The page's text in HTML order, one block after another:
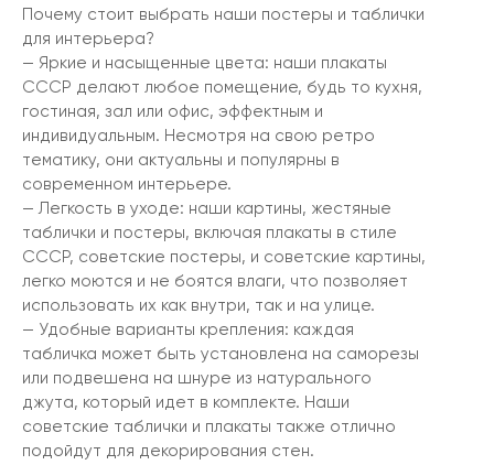
Почему стоит выбрать наши постеры и таблички
для интерьера?
— Яркие и насыщенные цвета: наши плакаты
СССР делают любое помещение, будь то кухня,
гостиная, зал или офис, эффектным и
индивидуальным. Несмотря на свою ретро
тематику, они актуальны и популярны в
современном интерьере.
— Легкость в уходе: наши картины, жестяные
таблички и постеры, включая плакаты в стиле
СССР, советские постеры, и советские картины,
легко моются и не боятся влаги, что позволяет
использовать их как внутри, так и на улице.
— Удобные варианты крепления: каждая
табличка может быть установлена на саморезы
или подвешена на шнуре из натурального
джута, который идет в комплекте. Наши
советские таблички и плакаты также отлично
подойдут для декорирования стен.